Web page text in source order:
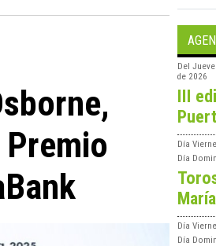
Del
de 2026
III
Día
Día
María
Día
Día